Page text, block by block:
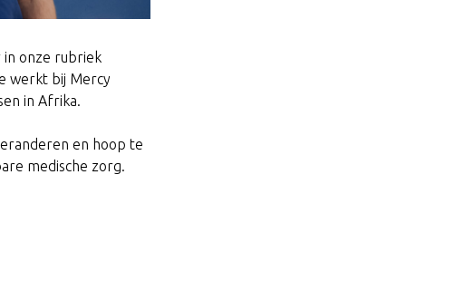
in onze rubriek
werkt bij Mercy
in Afrika.
en hoop te
medische zorg.